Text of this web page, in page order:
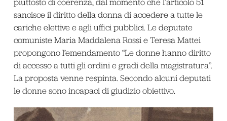
sancisce il diritto della donna di accedere a tutte le
cariche elettive e agli uffici pubblici. Le deputate
comuniste Maria Maddalena Rossi e Teresa Mattei
propongono l’emendamento “Le donne hanno diritto
di accesso a tutti gli ordini e gradi della magistratura”.
La proposta venne respinta. Secondo alcuni deputati
le donne sono incapaci di giudizio obiettivo.